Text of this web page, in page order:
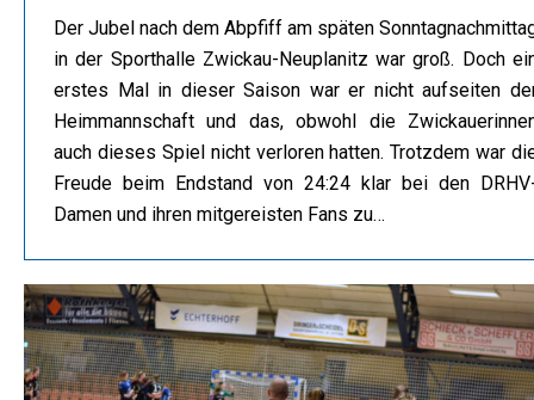
Der Jubel nach dem Abpfiff am späten
in der Sporthalle Zwickau-Neuplanitz war groß. Doch
erstes Mal in dieser Saison war er nicht aufseiten
Heimmannschaft und das, obwohl die
auch dieses Spiel nicht verloren hatten. Trotzdem war
Freude beim Endstand von 24:24 klar bei den
Damen und ihren mitgereisten Fans zu…